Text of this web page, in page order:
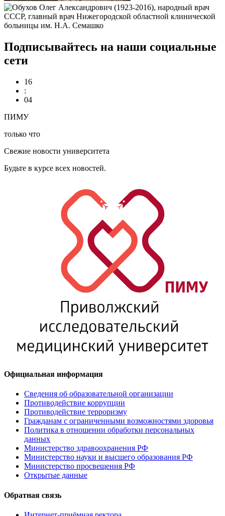
Подписывайтесь на наши социальные
сети
16
:
04
ПИМУ
только что
Свежие новости университета
Будьте в курсе всех новостей.
Официальная информация
Сведения об образовательной организации
Противодействие коррупции
Противодействие терроризму
Гражданам с ограниченными возможностями здоровья
Политика в отношении обработки персональных
данных
Министерство здравоохранения РФ
Министерство науки и высшего образования РФ
Министерство просвещения РФ
Открытые данные
Обратная связь